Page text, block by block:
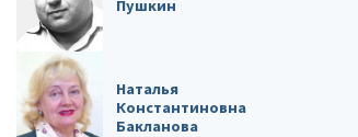
Пушкин
Наталья
Константиновна
Бакланова